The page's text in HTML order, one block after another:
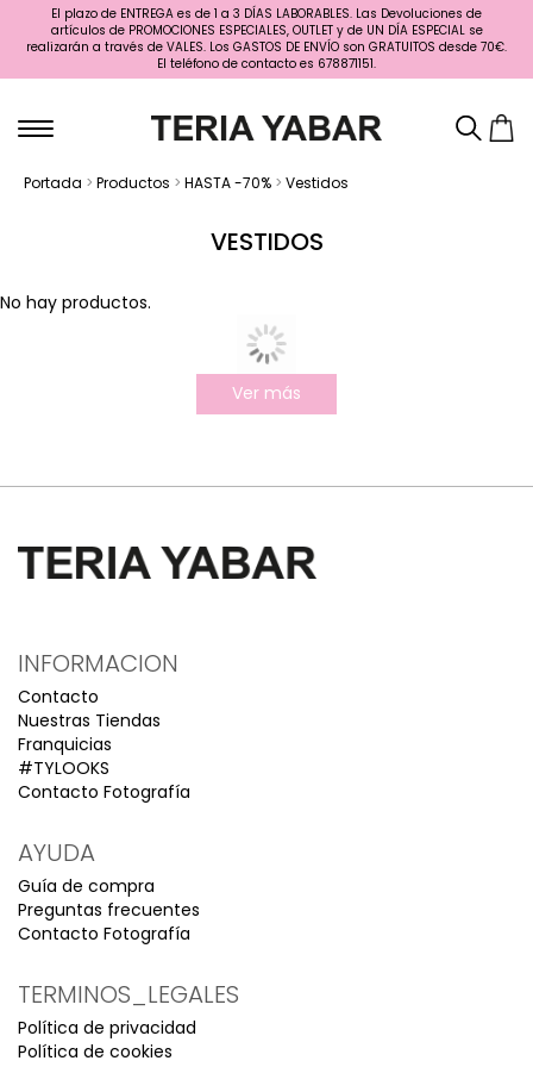
El plazo de ENTREGA es de 1 a 3 DÍAS LABORABLES. Las Devoluciones de
artículos de PROMOCIONES ESPECIALES, OUTLET y de UN DÍA ESPECIAL se
realizarán a través de VALES. Los GASTOS DE ENVÍO son GRATUITOS desde 70€.
El teléfono de contacto es 678871151.
Portada > Productos > HASTA -70% > Vestidos
VESTIDOS
No hay productos.
Ver más
INFORMACION
Contacto
Nuestras Tiendas
Franquicias
#TYLOOKS
Contacto Fotografía
AYUDA
Guía de compra
Preguntas frecuentes
Contacto Fotografía
TERMINOS_LEGALES
Política de privacidad
Política de cookies